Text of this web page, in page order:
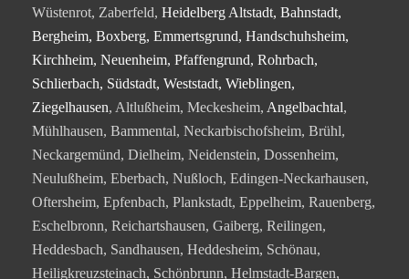
Wüstenrot, Zaberfeld, Heidelberg Altstadt, Bahnstadt,
Bergheim, Boxberg, Emmertsgrund, Handschuhsheim,
Kirchheim, Neuenheim, Pfaffengrund, Rohrbach,
Schlierbach, Südstadt, Weststadt, Wieblingen,
Ziegelhausen, Altlußheim, Meckesheim, Angelbachtal,
Mühlhausen, Bammental, Neckarbischofsheim, Brühl,
Neckargemünd, Dielheim, Neidenstein, Dossenheim,
Neulußheim, Eberbach, Nußloch, Edingen-Neckarhausen,
Oftersheim, Epfenbach, Plankstadt, Eppelheim, Rauenberg,
Eschelbronn, Reichartshausen, Gaiberg, Reilingen,
Heddesbach, Sandhausen, Heddesheim, Schönau,
Heiligkreuzsteinach, Schönbrunn, Helmstadt-Bargen,